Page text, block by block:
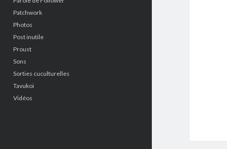
Patchwork
Photos
Post inutile
Proust
Sons
Sorties cuculturelles
Tavukoi
Vidéos